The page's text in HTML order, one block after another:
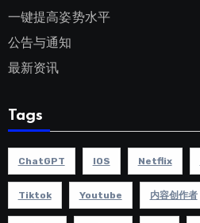
一键提高姿势水平
公告与通知
最新资讯
Tags
ChatGPT IOS Netflix
Tiktok Youtube 内容创作者